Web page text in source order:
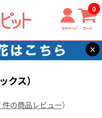
マイページ カート
0
×
【開店祝い・開業祝い】スタン
クス）
件の商品レビュー）